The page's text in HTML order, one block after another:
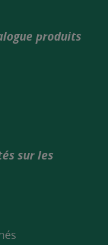
produits
sur les